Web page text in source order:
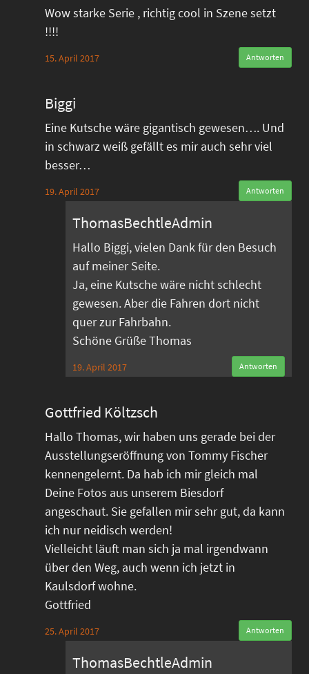
Wow starke Serie , richtig cool in Szene setzt
!!!!
15. April 2017 Antworten
Biggi
Eine Kutsche wäre gigantisch gewesen…. Und
in schwarz weiß gefällt es mir auch sehr viel
besser…
19. April 2017 Antworten
ThomasBechtleAdmin
Hallo Biggi, vielen Dank für den Besuch
auf meiner Seite.
Ja, eine Kutsche wäre nicht schlecht
gewesen. Aber die Fahren dort nicht
quer zur Fahrbahn.
Schöne Grüße Thomas
19. April 2017 Antworten
Gottfried Költzsch
Hallo Thomas, wir haben uns gerade bei der
Ausstellungseröffnung von Tommy Fischer
kennengelernt. Da hab ich mir gleich mal
Deine Fotos aus unserem Biesdorf
angeschaut. Sie gefallen mir sehr gut, da kann
ich nur neidisch werden!
Vielleicht läuft man sich ja mal irgendwann
über den Weg, auch wenn ich jetzt in
Kaulsdorf wohne.
Gottfried
25. April 2017 Antworten
ThomasBechtleAdmin